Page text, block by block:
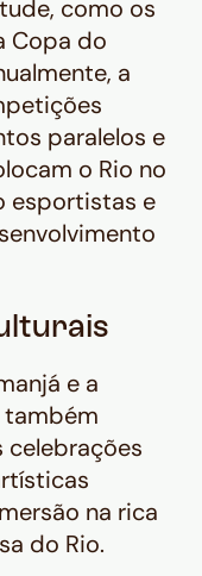
como os
Copa do
a
paralelos e
o Rio no
esportistas e
e a
também
celebrações
na rica
do Rio.